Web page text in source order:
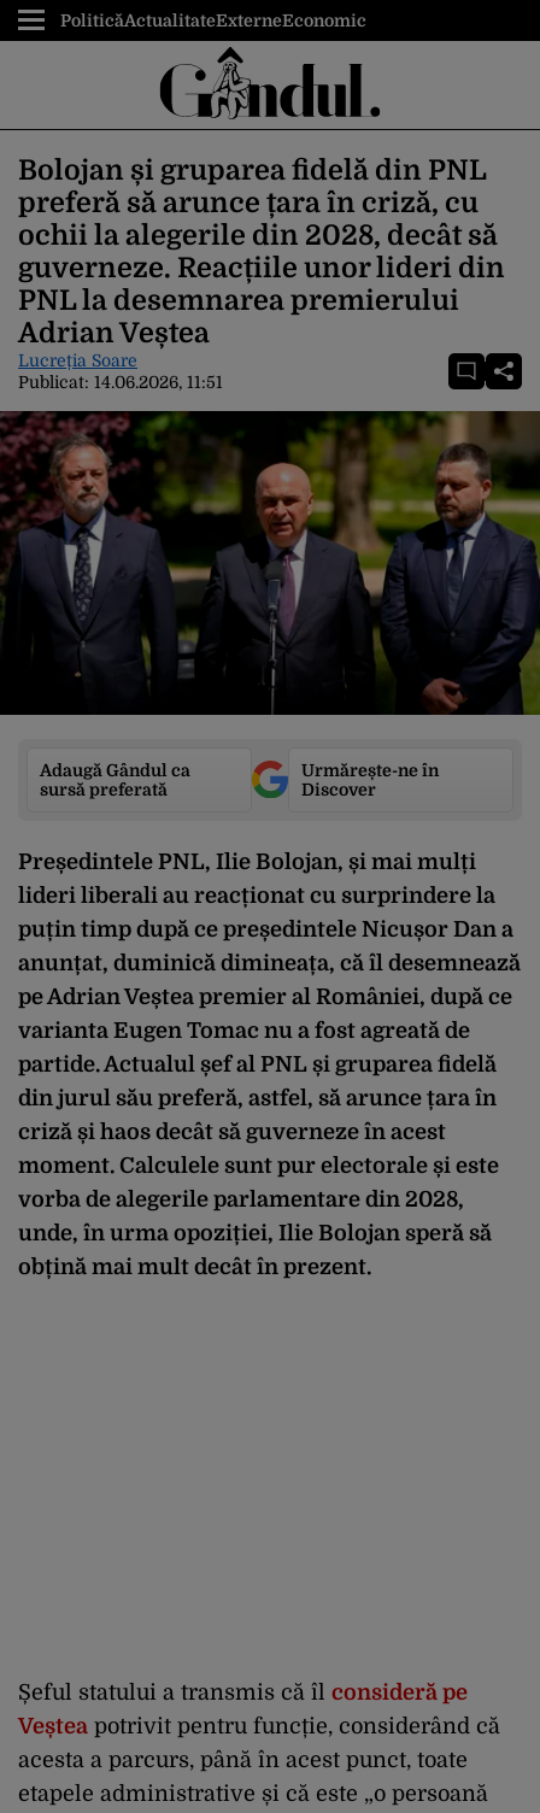
PoliticăActualitateExterneEconomic
Bolojan și gruparea fidelă din PNL
preferă să arunce țara în criză, cu
ochii la alegerile din 2028, decât să
guverneze. Reacțiile unor lideri din
PNL la desemnarea premierului
Adrian Veștea
Lucreția Soare
Publicat: 14.06.2026, 11:51
Adaugă Gândul ca
sursă preferată
Urmărește-ne în
Discover
Președintele PNL, Ilie Bolojan, și mai mulți
lideri liberali au reacționat cu surprindere la
puțin timp după ce președintele Nicușor Dan a
anunțat, duminică dimineața, că îl desemnează
pe Adrian Veștea premier al României, după ce
varianta Eugen Tomac nu a fost agreată de
partide. Actualul șef al PNL și gruparea fidelă
din jurul său preferă, astfel, să arunce țara în
criză și haos decât să guverneze în acest
moment. Calculele sunt pur electorale și este
vorba de alegerile parlamentare din 2028,
unde, în urma opoziției, Ilie Bolojan speră să
obțină mai mult decât în prezent.
Șeful statului a transmis că îl consideră pe
Veștea potrivit pentru funcție, considerând că
acesta a parcurs, până în acest punct, toate
etapele administrative și că este „o persoană